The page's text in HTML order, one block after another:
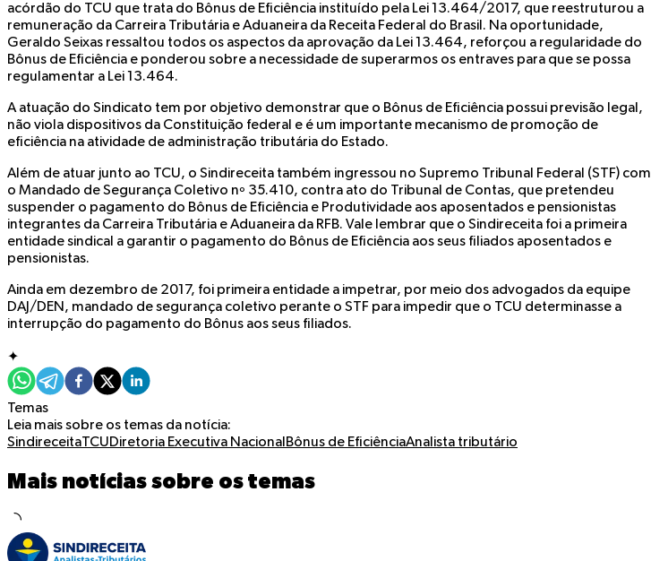
acórdão do TCU que trata do Bônus de Eficiência instituído pela Lei 13.464/2017, que reestruturou a
remuneração da Carreira Tributária e Aduaneira da Receita Federal do Brasil. Na oportunidade,
Geraldo Seixas ressaltou todos os aspectos da aprovação da Lei 13.464, reforçou a regularidade do
Bônus de Eficiência e ponderou sobre a necessidade de superarmos os entraves para que se possa
regulamentar a Lei 13.464.
A atuação do Sindicato tem por objetivo demonstrar que o Bônus de Eficiência possui previsão legal,
não viola dispositivos da Constituição federal e é um importante mecanismo de promoção de
eficiência na atividade de administração tributária do Estado.
Além de atuar junto ao TCU, o Sindireceita também ingressou no Supremo Tribunal Federal (STF) com
o Mandado de Segurança Coletivo nº 35.410, contra ato do Tribunal de Contas, que pretendeu
suspender o pagamento do Bônus de Eficiência e Produtividade aos aposentados e pensionistas
integrantes da Carreira Tributária e Aduaneira da RFB. Vale lembrar que o Sindireceita foi a primeira
entidade sindical a garantir o pagamento do Bônus de Eficiência aos seus filiados aposentados e
pensionistas.
Ainda em dezembro de 2017, foi primeira entidade a impetrar, por meio dos advogados da equipe
DAJ/DEN, mandado de segurança coletivo perante o STF para impedir que o TCU determinasse a
interrupção do pagamento do Bônus aos seus filiados.
✦
Temas
Leia mais sobre os temas da notícia:
SindireceitaTCUDiretoria Executiva Nacional Bônus de EficiênciaAnalista tributário
Mais notícias sobre os temas